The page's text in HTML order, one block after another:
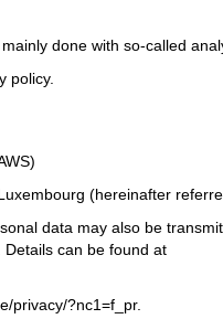
done with so-called
policy.
(hereinafter
data may also be
can be found at
privacy/?nc1=f_pr.